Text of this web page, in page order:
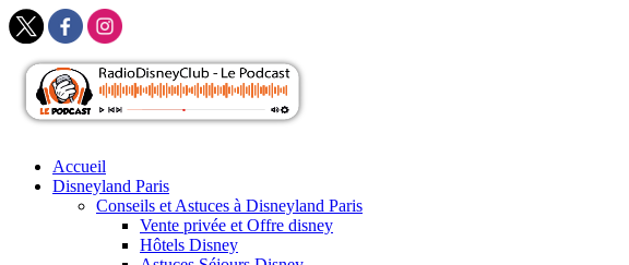
Skip
Accueil
Disneyland Paris
Conseils et Astuces à Disneyland Paris
Vente privée et Offre disney
Hôtels Disney